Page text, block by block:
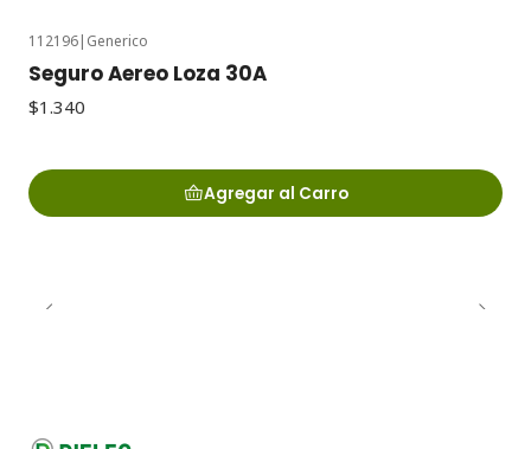
112196| Generico
Seguro Aereo Loza 30A
$1.340
Agregar al Carro